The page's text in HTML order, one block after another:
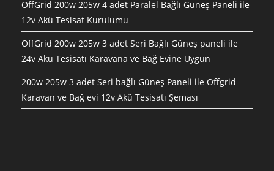
OffGrid 200w 205w 4 adet Paralel Bağlı Güneş Paneli ile
12v Akü Tesisat Kurulumu
OffGrid 200w 205w 3 adet Seri Bağlı Güneş paneli ile
24v Akü Tesisatı Karavana ve Bağ Evine Uygun
200w 205w 3 adet Seri bağlı Güneş Paneli ile Offgrid
Karavan ve Bağ evi 12v Akü Tesisatı Şeması